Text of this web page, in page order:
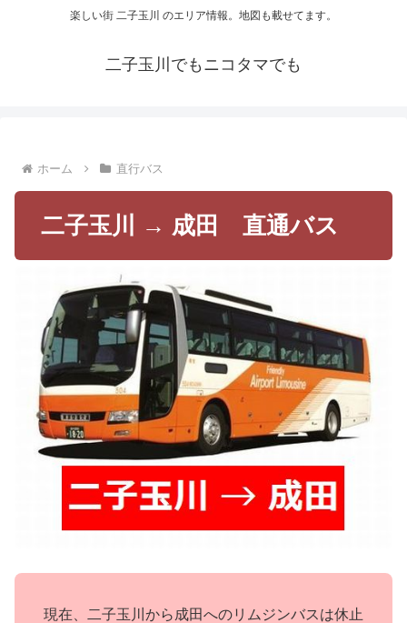
楽しい街 二子玉川 のエリア情報。地図も載せてます。
二子玉川でもニコタマでも
ホーム 直行バス
二子玉川 → 成田 直通バス
現在、二子玉川から成田へのリムジンバスは休止